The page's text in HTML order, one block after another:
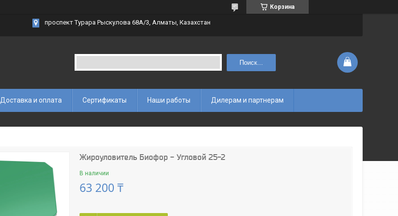
Корзина
проспект Турара Рыскулова 68А/3, Алматы, Казахстан
Поиск...
Доставка и оплата Сертификаты Наши работы Дилерам и партнерам
Жироуловитель Биофор - Угловой 25-2
В наличии
63 200 ₸